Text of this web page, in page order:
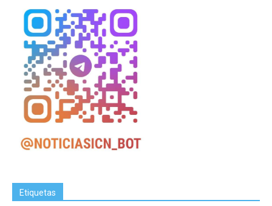
Etiquetas